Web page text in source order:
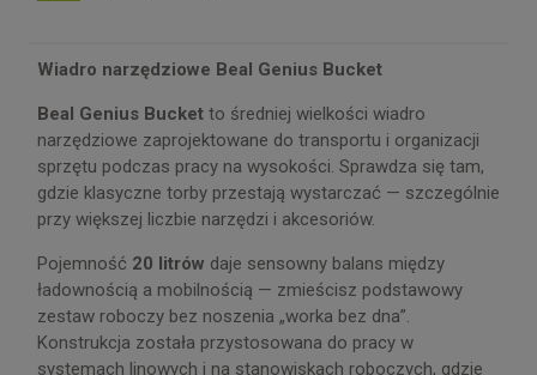
Wiadro narzędziowe Beal Genius Bucket
Beal Genius Bucket to średniej wielkości wiadro
narzędziowe zaprojektowane do transportu i organizacji
sprzętu podczas pracy na wysokości. Sprawdza się tam,
gdzie klasyczne torby przestają wystarczać — szczególnie
przy większej liczbie narzędzi i akcesoriów.
Pojemność 20 litrów daje sensowny balans między
ładownością a mobilnością — zmieścisz podstawowy
zestaw roboczy bez noszenia „worka bez dna”.
Konstrukcja została przystosowana do pracy w
systemach linowych i na stanowiskach roboczych, gdzie